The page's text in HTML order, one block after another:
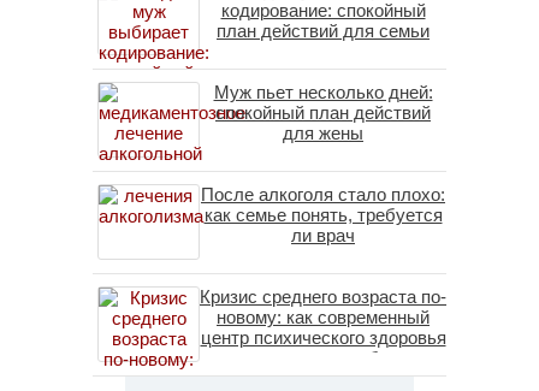
кодирование: спокойный
план действий для семьи
Муж пьет несколько дней:
спокойный план действий
для жены
После алкоголя стало плохо:
как семье понять, требуется
ли врач
Кризис среднего возраста по-
новому: как современный
центр психического здоровья
помогает пересобрать
личность без таблеток